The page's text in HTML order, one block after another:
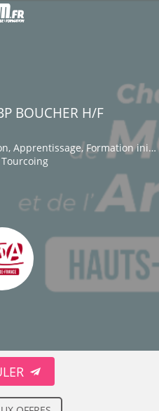
BOUCHER H/F
Formation continue, Congé Individuel de Formation, DIF / CPF